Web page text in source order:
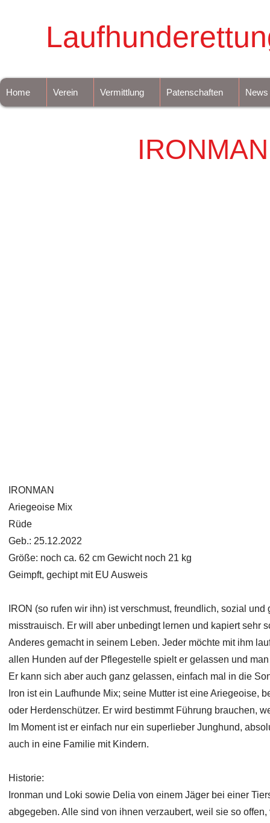
Home Verein Vermittlung Patenschaften News
IRONMAN
IRONMAN
Ariegeoise Mix
Rüde
Geb.: 25.12.2022
Größe: noch ca. 62 cm Gewicht noch 21 kg
Geimpft, gechipt mit EU Ausweis
IRON (so rufen wir ihn) ist verschmust, freundlich, sozial
misstrauisch. Er will aber unbedingt lernen und kapiert sehr
Anderes gemacht in seinem Leben. Jeder möchte mit ihm
allen Hunden auf der Pflegestelle spielt er gelassen und
Er kann sich aber auch ganz gelassen, einfach mal in die
Iron ist ein Laufhunde Mix; seine Mutter ist eine Ariegeoise,
oder Herdenschützer. Er wird bestimmt Führung brauchen,
Im Moment ist er einfach nur ein superlieber Junghund,
auch in eine Familie mit Kindern.
Historie:
Ironman und Loki sowie Delia von einem Jäger bei einer
abgegeben. Alle sind von ihnen verzaubert, weil sie so